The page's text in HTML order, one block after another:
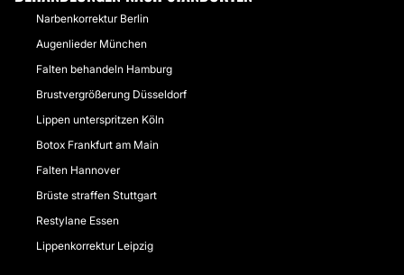
Narbenkorrektur Berlin
Augenlieder München
Falten behandeln Hamburg
Brustvergrößerung Düsseldorf
Lippen unterspritzen Köln
Botox Frankfurt am Main
Falten Hannover
Brüste straffen Stuttgart
Restylane Essen
Lippenkorrektur Leipzig